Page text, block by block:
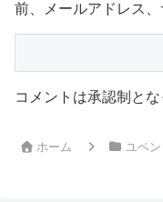
前、メールアドレス、
コメントは承認制とな
ホーム ユベ